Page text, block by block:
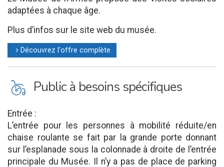
adaptées à chaque âge.
Plus d’infos sur le site web du musée.
l Découvrez l'offre complète
L Public à besoins spécifiques
Entrée :
L’entrée pour les personnes à mobilité réduite/en
chaise roulante se fait par la grande porte donnant
sur l’esplanade sous la colonnade à droite de l’entrée
principale du Musée. Il n’y a pas de place de parking